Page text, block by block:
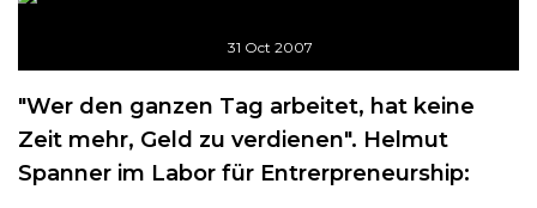
31 Oct 2007
"Wer den ganzen Tag arbeitet, hat keine
Zeit mehr, Geld zu verdienen". Helmut
Spanner im Labor für Entrerpreneurship: